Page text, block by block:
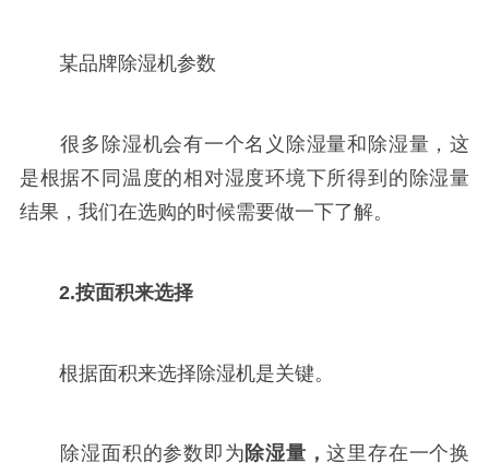
某品牌除湿机参数
很多除湿机会有一个名义除湿量和除湿量，这
是根据不同温度的相对湿度环境下所得到的除湿量
结果，我们在选购的时候需要做一下了解。
2.按面积来选择
根据面积来选择除湿机是关键。
除湿面积的参数即为 除湿量，这里存在一个换